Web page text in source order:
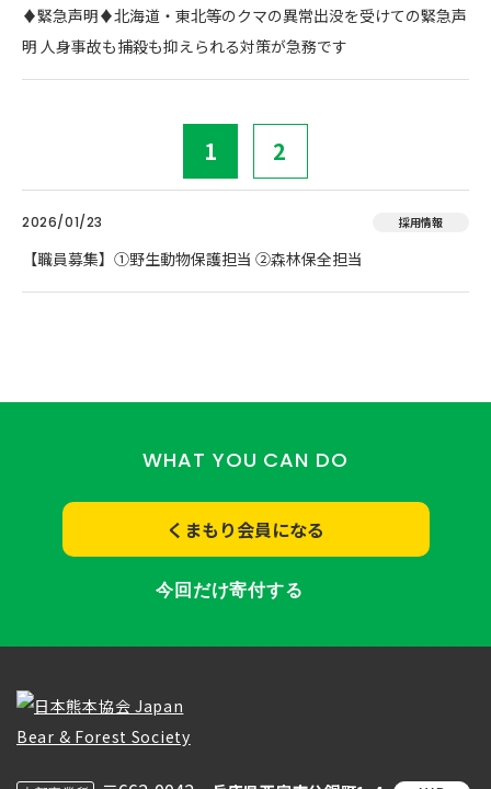
♦️緊急声明♦️北海道・東北等のクマの異常出没を受けての緊急声
明 人身事故も捕殺も抑えられる対策が急務です
1 2
2026/01/23 採用情報
【職員募集】①野生動物保護担当 ②森林保全担当
WHAT YOU CAN DO
くまもり会員になる
今回だけ寄付する